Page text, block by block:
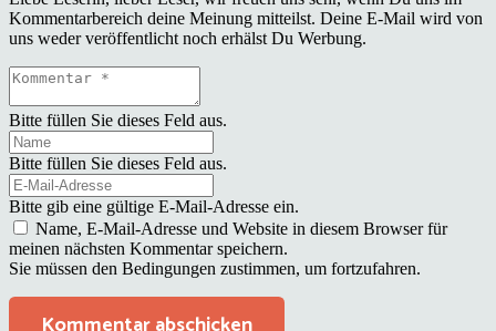
Kommentarbereich deine Meinung mitteilst. Deine E-Mail wird von
uns weder veröffentlicht noch erhälst Du Werbung.
Bitte füllen Sie dieses Feld aus.
Bitte füllen Sie dieses Feld aus.
Bitte gib eine gültige E-Mail-Adresse ein.
Name, E-Mail-Adresse und Website in diesem Browser für
meinen nächsten Kommentar speichern.
Sie müssen den Bedingungen zustimmen, um fortzufahren.